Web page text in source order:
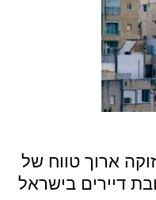
ארוך טווח של
דיירים בישראל